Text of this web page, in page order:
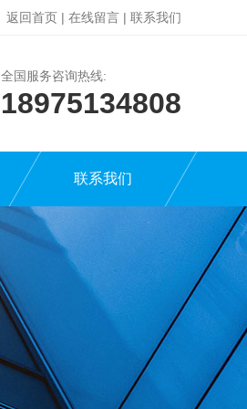
返回首页 | 在线留言 | 联系我们
全国服务咨询热线:
18975134808
联系我们